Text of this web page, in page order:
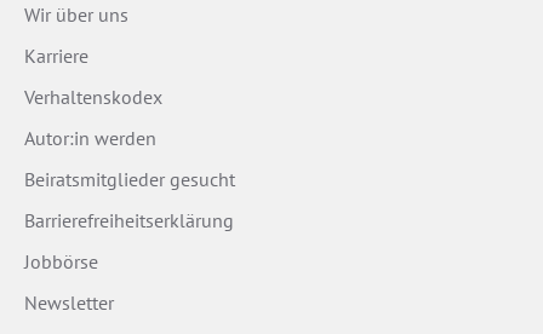
Wir über uns
Karriere
Verhaltenskodex
Autor:in werden
Beiratsmitglieder gesucht
Barrierefreiheitserklärung
Jobbörse
Newsletter